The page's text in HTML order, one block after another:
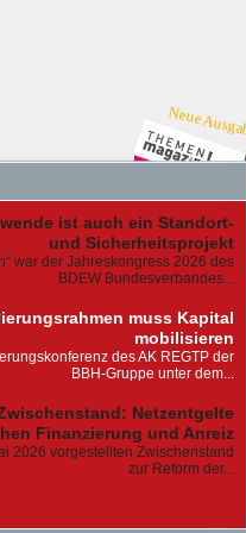
ist auch ein Standort-
und Sicherheitsprojekt
war der Jahreskongress 2026 des
BDEW Bundesverbandes...
muss Kapital
mobilisieren
des AK REGTP der
BBH-Gruppe unter dem...
Netzentgelte
Finanzierung und Anreiz
2026 vorgestellten Zwischenstand
zur Reform der...
Neue